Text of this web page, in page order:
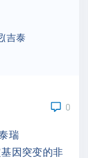
(吉泰
0
瑞
因突变的非